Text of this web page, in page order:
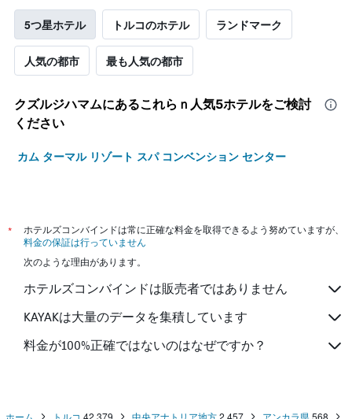
5つ星ホテル トルコのホテル ランドマーク
人気の都市 最も人気の都市
クズルジハマム​にあるこれらｎ人気5ホテルをご検討
ください
カム ターマル リゾート スパ コンベンション センター
*
ホテルズコンバインドは常に正確な料金を取得できるよう努めていますが、
料金の保証は行っていません
次のような理由があります。
ホテルズコンバインドは販売者ではありません
KAYAKは大量のデータを集積しています
料金が100%正確ではないのはなぜですか？